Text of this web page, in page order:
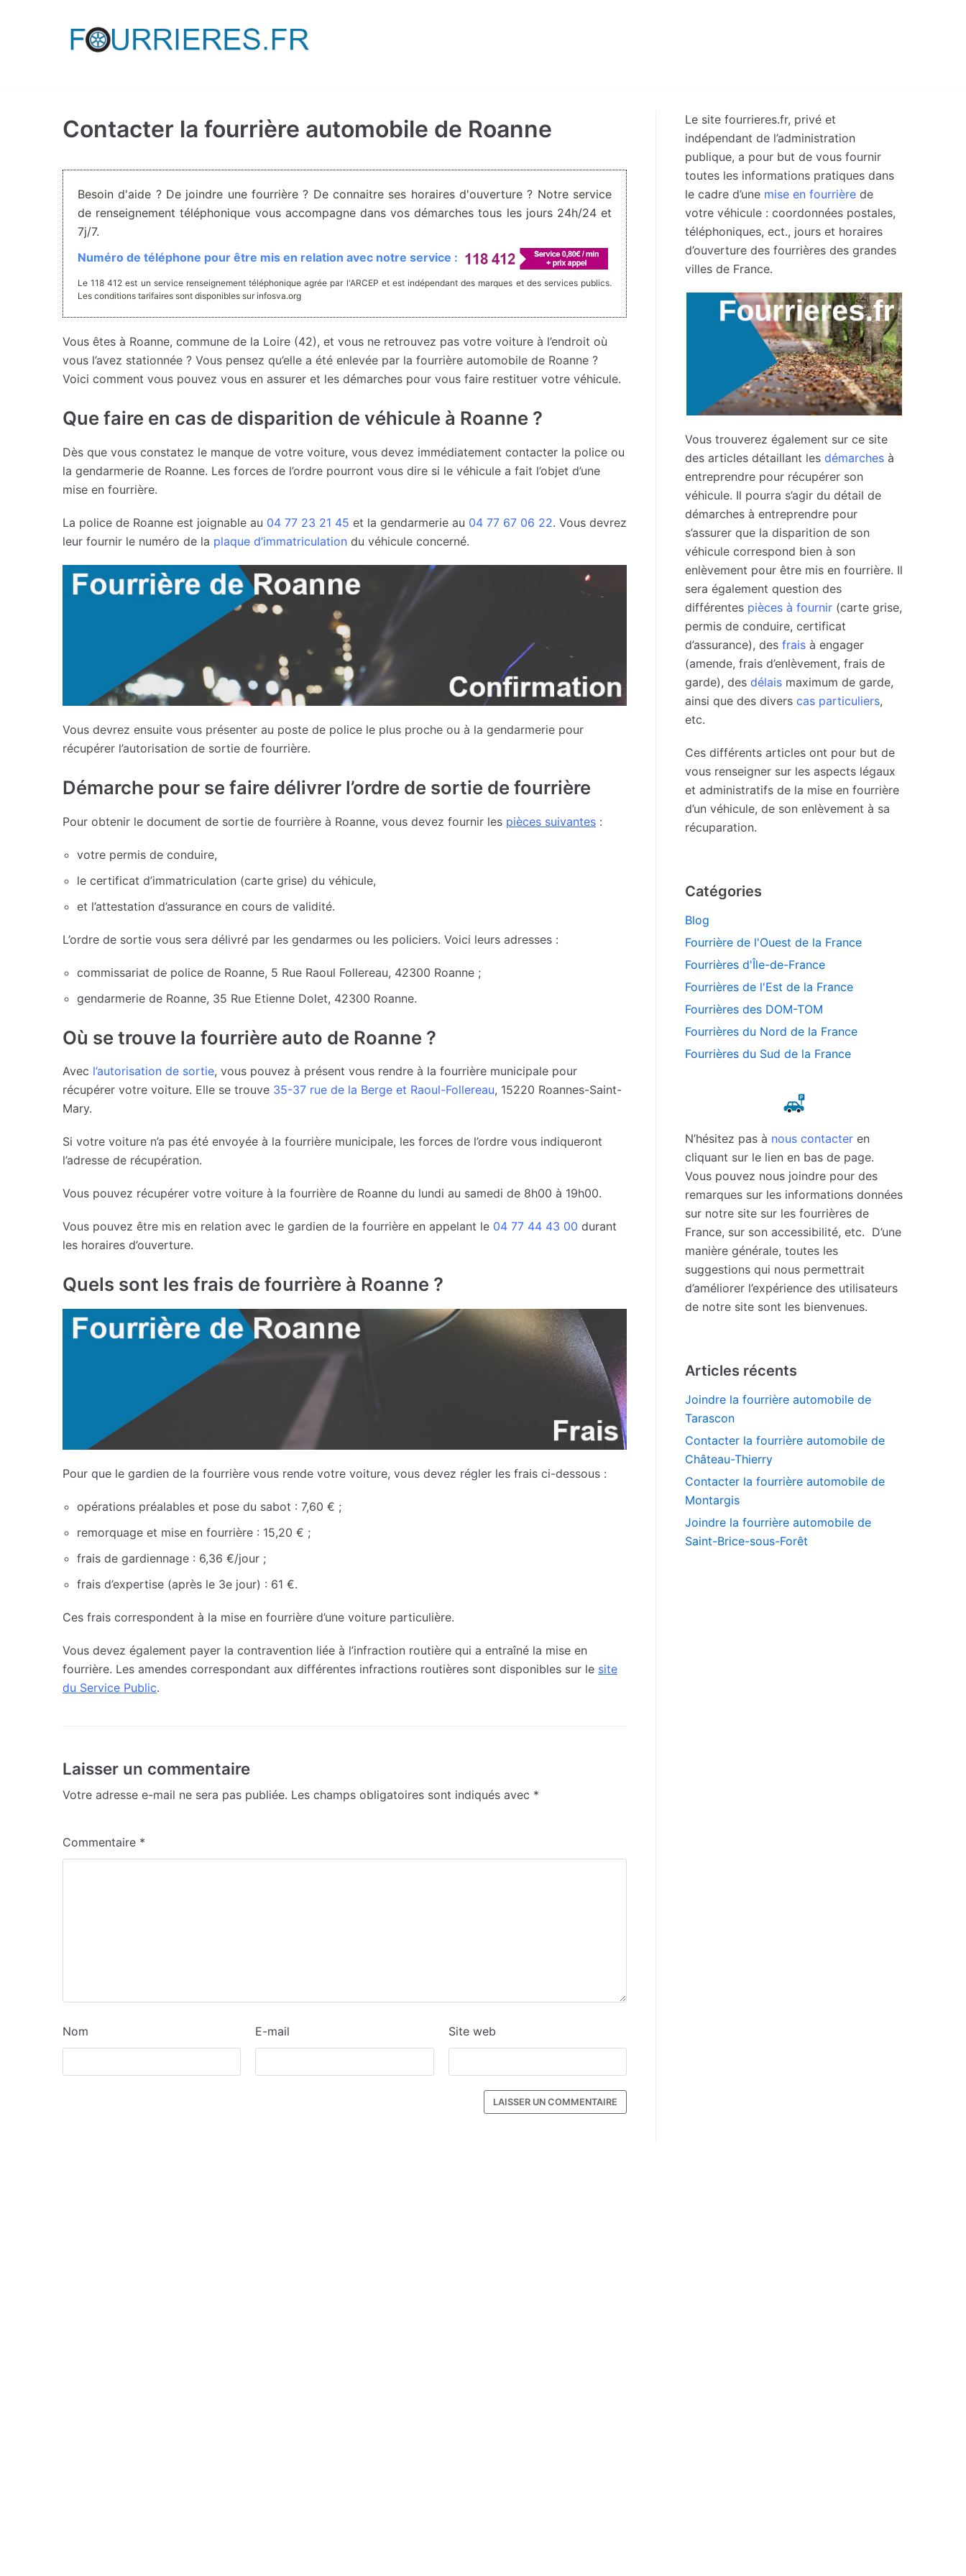
Contacter la fourrière automobile de Roanne
Besoin d'aide ? De joindre une fourrière ? De connaitre ses horaires d'ouverture ? Notre service
de renseignement téléphonique vous accompagne dans vos démarches tous les jours 24h/24 et
7j/7.
Numéro de téléphone pour être mis en relation avec notre service :
Le 118 412 est un service renseignement téléphonique agrée par l'ARCEP et est indépendant des marques et des services publics.
Les conditions tarifaires sont disponibles sur infosva.org
Vous êtes à Roanne, commune de la Loire (42), et vous ne retrouvez pas votre voiture à l’endroit où
vous l’avez stationnée ? Vous pensez qu’elle a été enlevée par la fourrière automobile de Roanne ?
Voici comment vous pouvez vous en assurer et les démarches pour vous faire restituer votre véhicule.
Que faire en cas de disparition de véhicule à Roanne ?
Dès que vous constatez le manque de votre voiture, vous devez immédiatement contacter la police ou
la gendarmerie de Roanne. Les forces de l’ordre pourront vous dire si le véhicule a fait l’objet d’une
mise en fourrière.
La police de Roanne est joignable au 04 77 23 21 45 et la gendarmerie au 04 77 67 06 22. Vous devrez
leur fournir le numéro de la plaque d’immatriculation du véhicule concerné.
Vous devrez ensuite vous présenter au poste de police le plus proche ou à la gendarmerie pour
récupérer l’autorisation de sortie de fourrière.
Démarche pour se faire délivrer l’ordre de sortie de fourrière
Pour obtenir le document de sortie de fourrière à Roanne, vous devez fournir les pièces suivantes :
votre permis de conduire,
le certificat d’immatriculation (carte grise) du véhicule,
et l’attestation d’assurance en cours de validité.
L’ordre de sortie vous sera délivré par les gendarmes ou les policiers. Voici leurs adresses :
commissariat de police de Roanne, 5 Rue Raoul Follereau, 42300 Roanne ;
gendarmerie de Roanne, 35 Rue Etienne Dolet, 42300 Roanne.
Où se trouve la fourrière auto de Roanne ?
Avec l’autorisation de sortie, vous pouvez à présent vous rendre à la fourrière municipale pour
récupérer votre voiture. Elle se trouve 35-37 rue de la Berge et Raoul-Follereau, 15220 Roannes-Saint-
Mary.
Si votre voiture n’a pas été envoyée à la fourrière municipale, les forces de l’ordre vous indiqueront
l’adresse de récupération.
Vous pouvez récupérer votre voiture à la fourrière de Roanne du lundi au samedi de 8h00 à 19h00.
Vous pouvez être mis en relation avec le gardien de la fourrière en appelant le 04 77 44 43 00 durant
les horaires d’ouverture.
Quels sont les frais de fourrière à Roanne ?
Pour que le gardien de la fourrière vous rende votre voiture, vous devez régler les frais ci-dessous :
opérations préalables et pose du sabot : 7,60 € ;
remorquage et mise en fourrière : 15,20 € ;
frais de gardiennage : 6,36 €/jour ;
frais d’expertise (après le 3e jour) : 61 €.
Ces frais correspondent à la mise en fourrière d’une voiture particulière.
Vous devez également payer la contravention liée à l’infraction routière qui a entraîné la mise en
fourrière. Les amendes correspondant aux différentes infractions routières sont disponibles sur le site
du Service Public.
Laisser un commentaire
Votre adresse e-mail ne sera pas publiée. Les champs obligatoires sont indiqués avec *
Commentaire *
Nom E-mail Site web
Le site fourrieres.fr, privé et
indépendant de l’administration
publique, a pour but de vous fournir
toutes les informations pratiques dans
le cadre d’une mise en fourrière de
votre véhicule : coordonnées postales,
téléphoniques, ect., jours et horaires
d’ouverture des fourrières des grandes
villes de France.
Vous trouverez également sur ce site
des articles détaillant les démarches à
entreprendre pour récupérer son
véhicule. Il pourra s’agir du détail de
démarches à entreprendre pour
s’assurer que la disparition de son
véhicule correspond bien à son
enlèvement pour être mis en fourrière. Il
sera également question des
différentes pièces à fournir (carte grise,
permis de conduire, certificat
d’assurance), des frais à engager
(amende, frais d’enlèvement, frais de
garde), des délais maximum de garde,
ainsi que des divers cas particuliers,
etc.
Ces différents articles ont pour but de
vous renseigner sur les aspects légaux
et administratifs de la mise en fourrière
d’un véhicule, de son enlèvement à sa
récuparation.
Catégories
Blog
Fourrière de l'Ouest de la France
Fourrières d'Île-de-France
Fourrières de l'Est de la France
Fourrières des DOM-TOM
Fourrières du Nord de la France
Fourrières du Sud de la France
N’hésitez pas à nous contacter en
cliquant sur le lien en bas de page.
Vous pouvez nous joindre pour des
remarques sur les informations données
sur notre site sur les fourrières de
France, sur son accessibilité, etc. D’une
manière générale, toutes les
suggestions qui nous permettrait
d’améliorer l’expérience des utilisateurs
de notre site sont les bienvenues.
Articles récents
Joindre la fourrière automobile de
Tarascon
Contacter la fourrière automobile de
Château-Thierry
Contacter la fourrière automobile de
Montargis
Joindre la fourrière automobile de
Saint-Brice-sous-Forêt